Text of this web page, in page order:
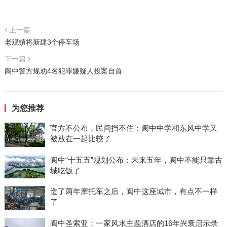
上一篇
老观镇将新建3个停车场
下一篇
阆中警方规劝4名犯罪嫌疑人投案自首
为您推荐
官方不公布，民间挡不住：阆中中学和东风中学又
被放在一起比较了
阆中“十五五”规划公布：未来五年，阆中不能只靠古
城吃饭了
造了两年摩托车之后，阆中这座城市，有点不一样
了
阆中圣索亚：一家风水主题酒店的16年兴衰启示录